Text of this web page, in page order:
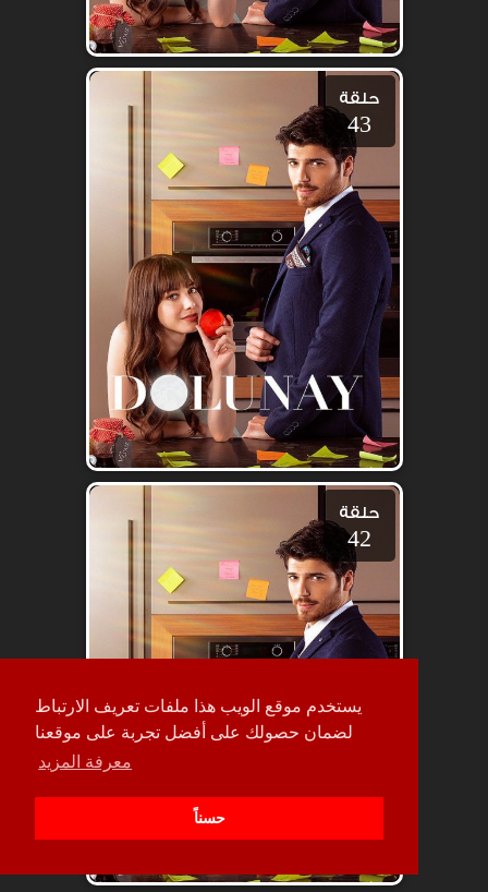
يستخدم موقع الويب هذا ملفات تعريف الارتباط
لضمان حصولك على أفضل تجربة على موقعنا
معرفة المزيد
حسناً
حلقة
43
حلقة
42